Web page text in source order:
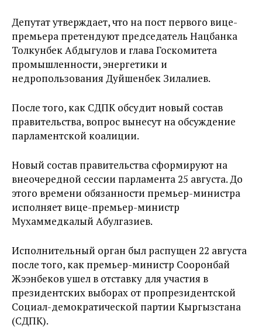
Депутат утверждает, что на пост первого вице-
премьера претендуют председатель Нацбанка
Толкунбек Абдыгулов и глава Госкомитета
промышленности, энергетики и
недропользования Дуйшенбек Зилалиев.
После того, как СДПК обсудит новый состав
правительства, вопрос вынесут на обсуждение
парламентской коалиции.
Новый состав правительства сформируют на
внеочередной сессии парламента 25 августа. До
этого времени обязанности премьер-министра
исполняет вице-премьер-министр
Мухаммедкалый Абулгазиев.
Исполнительный орган был распущен 22 августа
после того, как премьер-министр Сооронбай
Жээнбеков ушел в отставку для участия в
президентских выборах от пропрезидентской
Социал-демократической партии Кыргызстана
(СДПК).